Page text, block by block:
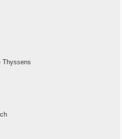
Thyssens